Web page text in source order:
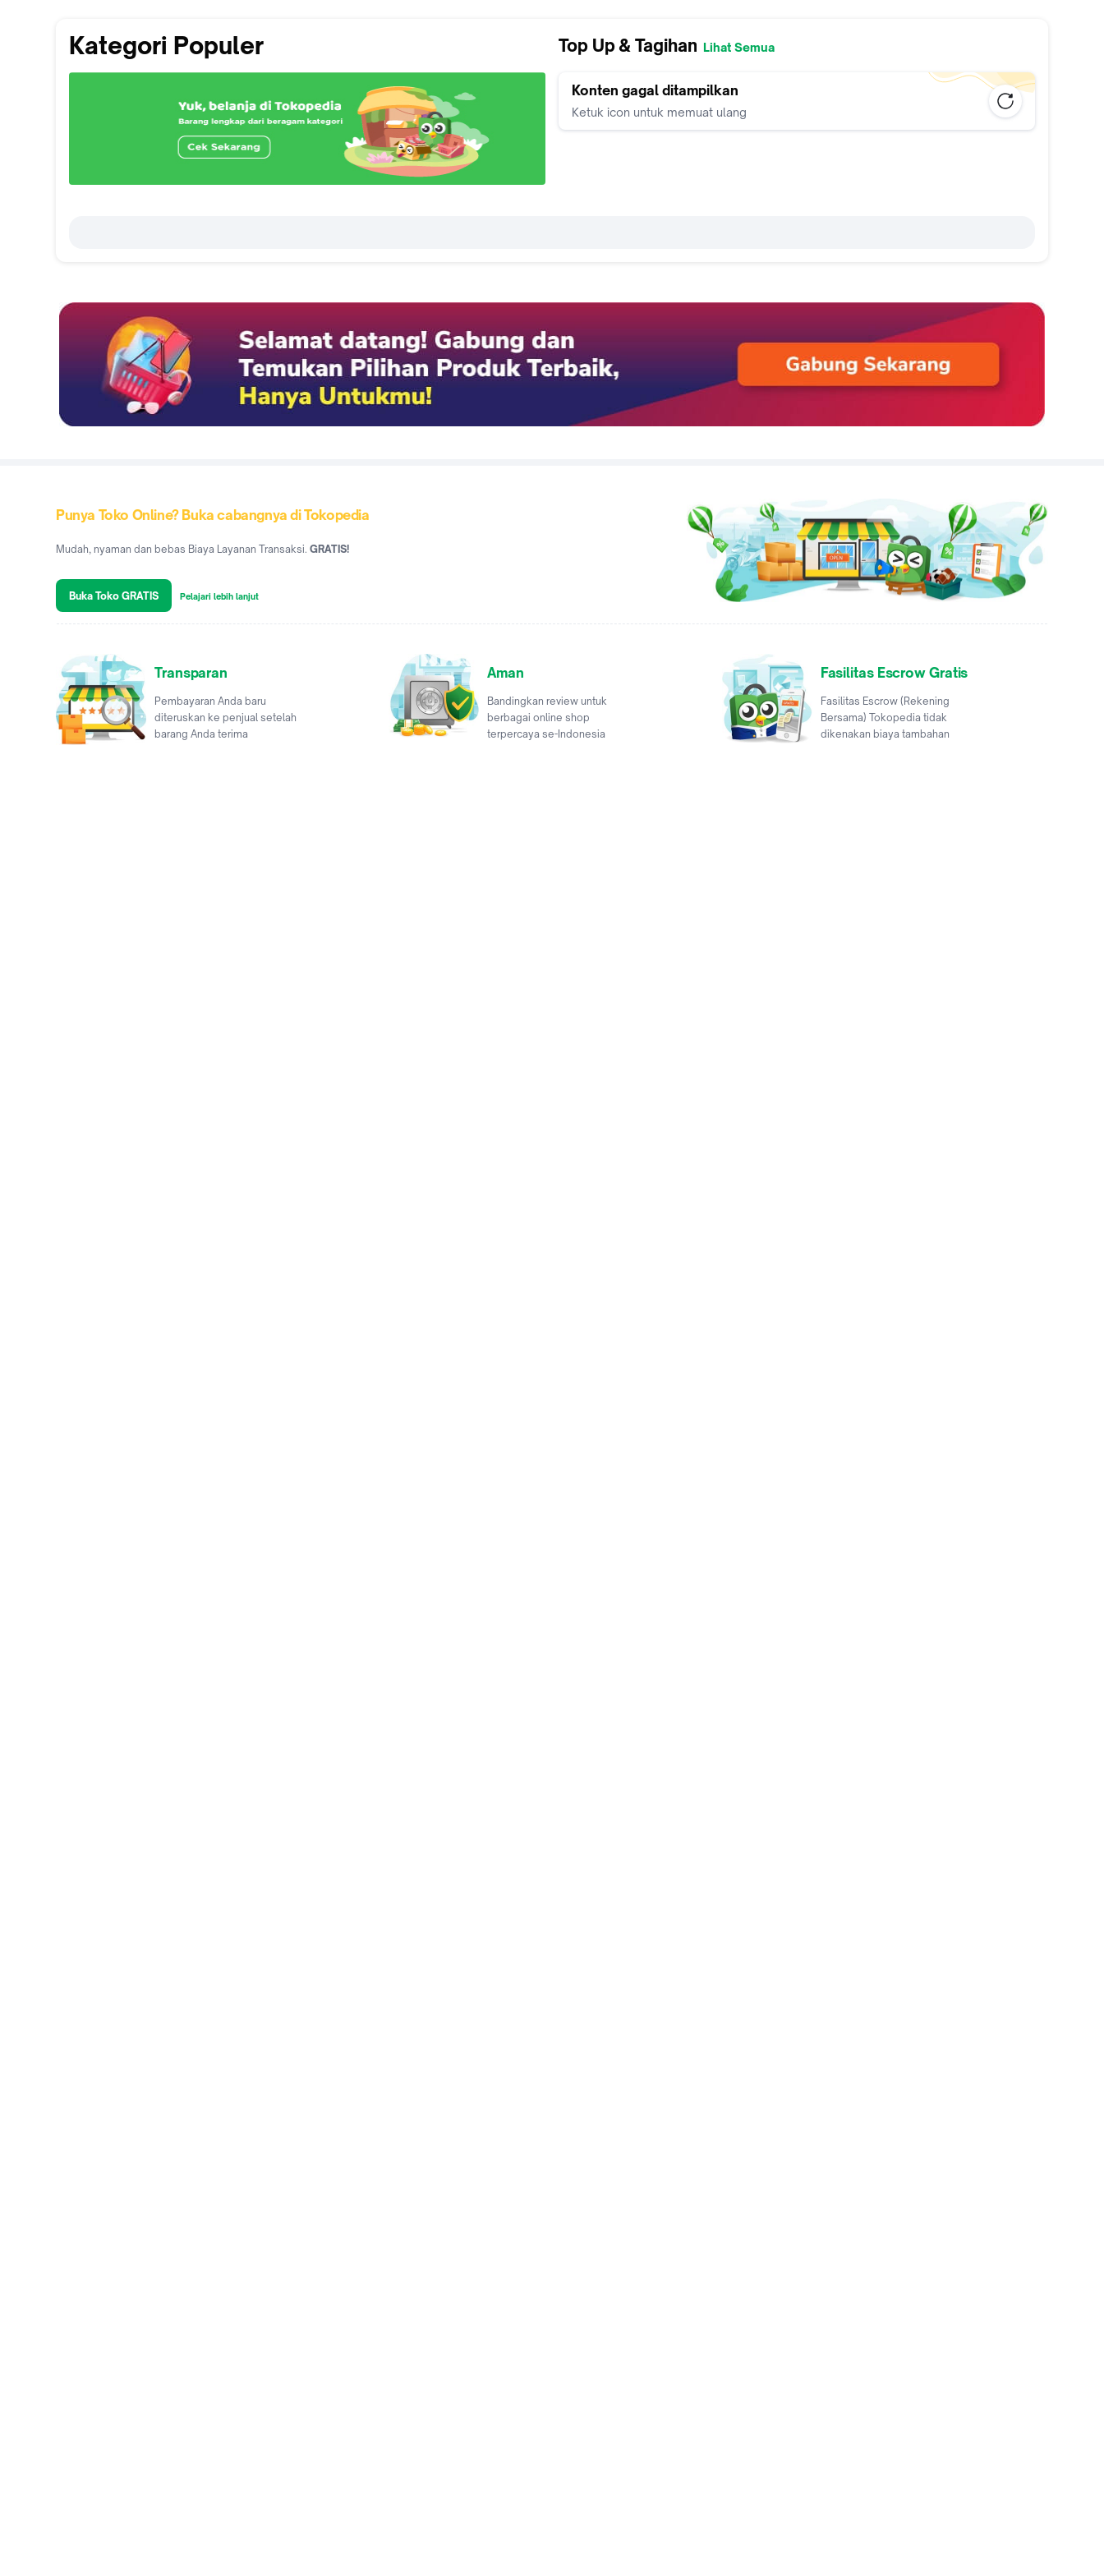
Kategori Populer Top Up & Tagihan Lihat Semua
Konten gagal ditampilkan
Ketuk icon untuk memuat ulang
Punya Toko Online? Buka cabangnya di Tokopedia
Mudah, nyaman dan bebas Biaya Layanan Transaksi. GRATIS!
Buka Toko GRATIS Pelajari lebih lanjut
Transparan
Pembayaran Anda baru
diteruskan ke penjual setelah
barang Anda terima
Aman
Bandingkan review untuk
berbagai online shop
terpercaya se-Indonesia
Fasilitas Escrow Gratis
Fasilitas Escrow (Rekening
Bersama) Tokopedia tidak
dikenakan biaya tambahan